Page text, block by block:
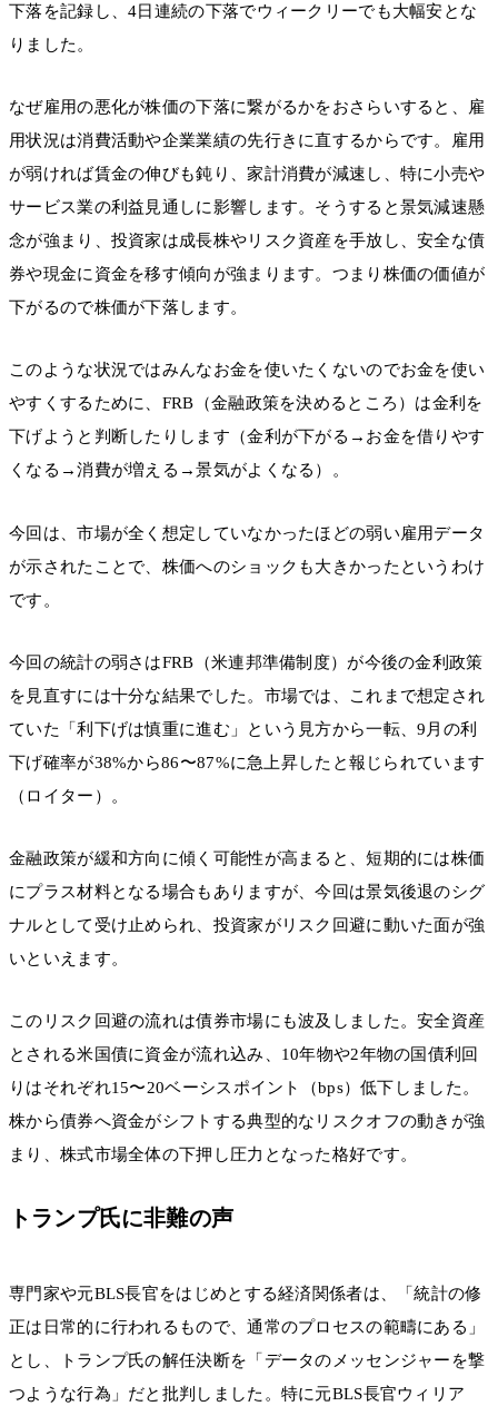
下落を記録し、4日連続の下落でウィークリーでも大幅安とな
りました。
なぜ雇用の悪化が株価の下落に繋がるかをおさらいすると、雇
用状況は消費活動や企業業績の先行きに直するからです。雇用
が弱ければ賃金の伸びも鈍り、家計消費が減速し、特に小売や
サービス業の利益見通しに影響します。そうすると景気減速懸
念が強まり、投資家は成長株やリスク資産を手放し、安全な債
券や現金に資金を移す傾向が強まります。つまり株価の価値が
下がるので株価が下落します。
このような状況ではみんなお金を使いたくないのでお金を使い
やすくするために、FRB（金融政策を決めるところ）は金利を
下げようと判断したりします（金利が下がる→お金を借りやす
くなる→消費が増える→景気がよくなる）。
今回は、市場が全く想定していなかったほどの弱い雇用データ
が示されたことで、株価へのショックも大きかったというわけ
です。
今回の統計の弱さはFRB（米連邦準備制度）が今後の金利政策
を見直すには十分な結果でした。市場では、これまで想定され
ていた「利下げは慎重に進む」という見方から一転、9月の利
下げ確率が38%から86〜87%に急上昇したと報じられています
（ロイター）。
金融政策が緩和方向に傾く可能性が高まると、短期的には株価
にプラス材料となる場合もありますが、今回は景気後退のシグ
ナルとして受け止められ、投資家がリスク回避に動いた面が強
いといえます。
このリスク回避の流れは債券市場にも波及しました。安全資産
とされる米国債に資金が流れ込み、10年物や2年物の国債利回
りはそれぞれ15〜20ベーシスポイント（bps）低下しました。
株から債券へ資金がシフトする典型的なリスクオフの動きが強
まり、株式市場全体の下押し圧力となった格好です。
トランプ氏に非難の声
専門家や元BLS長官をはじめとする経済関係者は、「統計の修
正は日常的に行われるもので、通常のプロセスの範疇にある」
とし、トランプ氏の解任決断を「データのメッセンジャーを撃
つような行為」だと批判しました。特に元BLS長官ウィリア